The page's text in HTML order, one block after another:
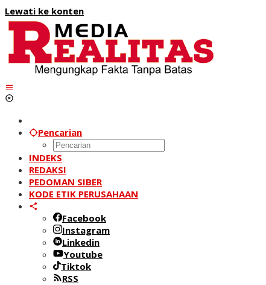
Lewati ke konten
Pencarian
INDEKS
REDAKSI
PEDOMAN SIBER
KODE ETIK PERUSAHAAN
Facebook
Instagram
Linkedin
Youtube
Tiktok
RSS